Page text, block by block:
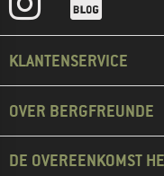
KLANTENSERVICE
OVER BERGFREUNDE
DE OVEREENKOMST